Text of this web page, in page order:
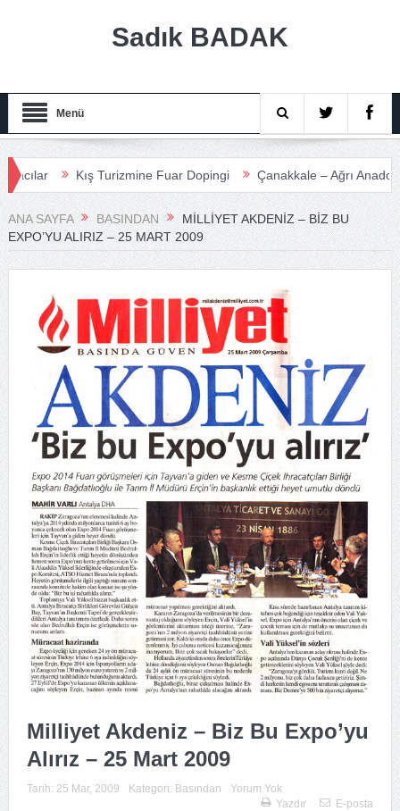
Sadık BADAK
Menü
Kış Turizmine Fuar Dopingi Çanakkale – Ağrı Anadolu
ANA SAYFA BASINDAN
MILLIYET AKDENIZ – BIZ BU
EXPO’YU ALIRIZ – 25 MART 2009
Milliyet Akdeniz – Biz Bu Expo’yu
Alırız – 25 Mart 2009
Tarih: 25 Mar, 2009 Kategori: Basından
Yorum Yok
Yazdır
E-posta